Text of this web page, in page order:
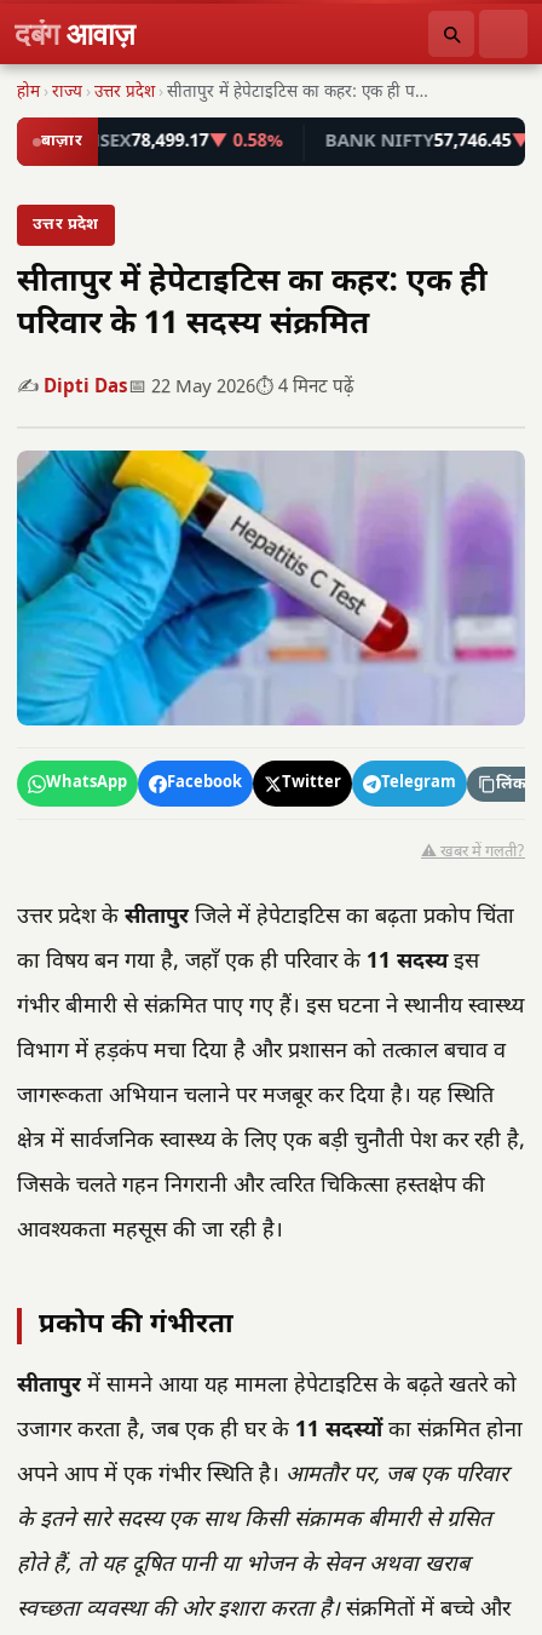
दबंगआवाज़
होम ›राज्य ›उत्तर प्रदेश › सीतापुर में हेपेटाइटिस का कहर: एक ही परिवार…
बाज़ार
SENSEX 78,499.17▼ 0.58% BANK NIFTY57,746.45▼ 0.55%
उत्तर प्रदेश
सीतापुर में हेपेटाइटिस का कहर: एक ही
परिवार के 11 सदस्य संक्रमित
✍️ Dipti Das📅 22 May 2026⏱️ 4 मिनट पढ़ें
WhatsApp Facebook Twitter Telegram लिंक
⚠️ खबर में गलती?
उत्तर प्रदेश के सीतापुरजिले में हेपेटाइटिस का बढ़ता प्रकोप चिंता
का विषय बन गया है, जहाँ एक ही परिवार के 11 सदस्यइस
गंभीर बीमारी से संक्रमित पाए गए हैं। इस घटना ने स्थानीय स्वास्थ्य
विभाग में हड़कंप मचा दिया है और प्रशासन को तत्काल बचाव व
जागरूकता अभियान चलाने पर मजबूर कर दिया है। यह स्थिति
क्षेत्र में सार्वजनिक स्वास्थ्य के लिए एक बड़ी चुनौती पेश कर रही है,
जिसके चलते गहन निगरानी और त्वरित चिकित्सा हस्तक्षेप की
आवश्यकता महसूस की जा रही है।
प्रकोप की गंभीरता
सीतापुरमें सामने आया यह मामला हेपेटाइटिस के बढ़ते खतरे को
उजागर करता है, जब एक ही घर के 11 सदस्योंका संक्रमित होना
अपने आप में एक गंभीर स्थिति है। आमतौर पर, जब एक परिवार
के इतने सारे सदस्य एक साथ किसी संक्रामक बीमारी से ग्रसित
होते हैं, तो यह दूषित पानी या भोजन के सेवन अथवा खराब
स्वच्छता व्यवस्था की ओर इशारा करता है।संक्रमितों में बच्चे और